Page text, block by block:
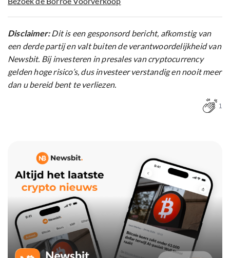
Disclaimer:Dit is een gesponsord bericht, afkomstig van
een derde partij en valt buiten de verantwoordelijkheid van
Newsbit. Bij investeren in presales van cryptocurrency
gelden hoge risico’s, dus investeer verstandig en nooit meer
dan u bereid bent te verliezen.
1